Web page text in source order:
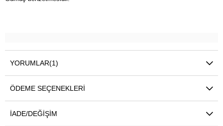
YORUMLAR(1)
ÖDEME SEÇENEKLERI
İADE/DEĞIŞIM